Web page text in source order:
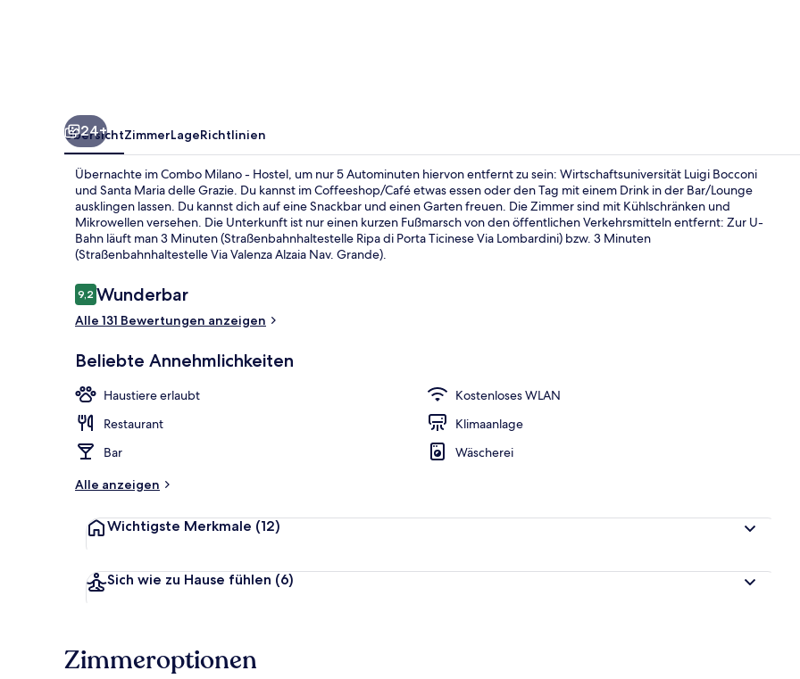
24+
ÜbersichtZimmerLageRichtlinien
Übernachte im Combo Milano - Hostel, um nur 5 Autominuten hiervon entfernt zu sein: Wirtschaftsuniversität Luigi Bocconi
und Santa Maria delle Grazie. Du kannst im Coffeeshop/Café etwas essen oder den Tag mit einem Drink in der Bar/Lounge
ausklingen lassen. Du kannst dich auf eine Snackbar und einen Garten freuen. Die Zimmer sind mit Kühlschränken und
Mikrowellen versehen. Die Unterkunft ist nur einen kurzen Fußmarsch von den öffentlichen Verkehrsmitteln entfernt: Zur U-
Bahn läuft man 3 Minuten (Straßenbahnhaltestelle Ripa di Porta Ticinese Via Lombardini) bzw. 3 Minuten
(Straßenbahnhaltestelle Via Valenza Alzaia Nav. Grande).
Bewertungen
9,29,2 von 10.
Wunderbar
Alle 131 Bewertungen anzeigen
Beliebte Annehmlichkeiten
Haustiere erlaubt
Kostenloses WLAN
Restaurant
Klimaanlage
Bar
Wäscherei
Alle anzeigen
Wichtigste Merkmale (12)
Sich wie zu Hause fühlen (6)
Zimmeroptionen